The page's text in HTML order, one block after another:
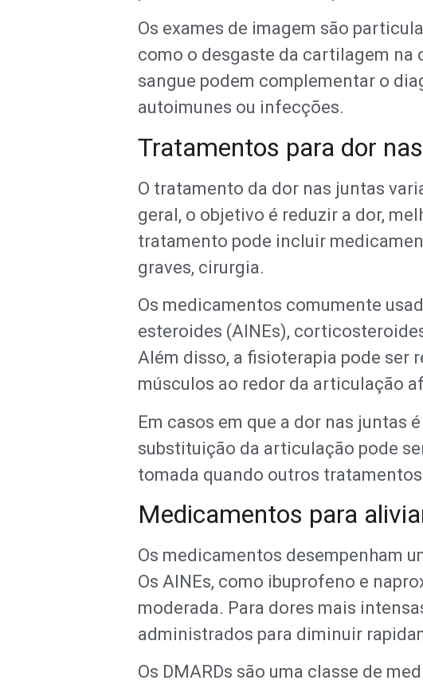
Os exames de imagem são
como o desgaste da cartilagem na
sangue podem complementar o
autoimunes ou infecções.
Tratamentos para dor
O tratamento da dor nas juntas
geral, o objetivo é reduzir a dor,
tratamento pode incluir
graves, cirurgia.
Os medicamentos comumente
esteroides (AINEs),
Além disso, a fisioterapia pode ser
músculos ao redor da articulação
Em casos em que a dor nas juntas
substituição da articulação pode
tomada quando outros
Medicamentos para
Os medicamentos desempenham
Os AINEs, como ibuprofeno e
moderada. Para dores mais
administrados para diminuir
Os DMARDs são uma classe de